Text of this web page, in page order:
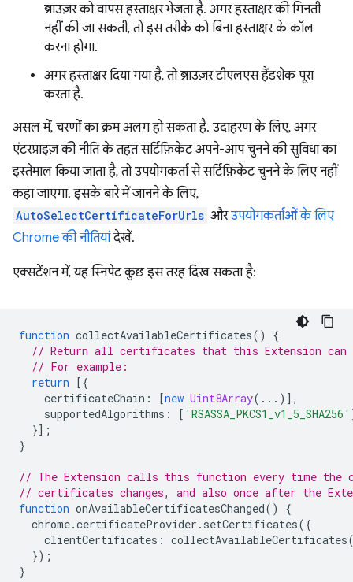
ब्राउज़र को वापस हस्ताक्षर भेजता है. अगर हस्ताक्षर की गिनती
नहीं की जा सकती, तो इस तरीके को बिना हस्ताक्षर के कॉल
करना होगा.
अगर हस्ताक्षर दिया गया है, तो ब्राउज़र टीएलएस हैंडशेक पूरा
करता है.
असल में, चरणों का क्रम अलग हो सकता है. उदाहरण के लिए, अगर
एंटरप्राइज़ की नीति के तहत सर्टिफ़िकेट अपने-आप चुनने की सुविधा का
इस्तेमाल किया जाता है, तो उपयोगकर्ता से सर्टिफ़िकेट चुनने के लिए नहीं
कहा जाएगा. इसके बारे में जानने के लिए,
AutoSelectCertificateForUrls औरउपयोगकर्ताओं के लिए
Chrome की नीतियांदेखें.
एक्सटेंशन में, यह स्निपेट कुछ इस तरह दिख सकता है:
function collectAvailableCertificates()
{
// Return all certificates that this Extension can
// For example:
return [{
certificateChain : [new Uint8Array(...)],
supportedAlgorithms : [ 'RSASSA_PKCS1_v1_5_SHA256'
}];
}
// The Extension calls this function every time
// certificates changes, and also once after the
function onAvailableCertificatesChanged()
{
chrome.certificateProvider . setCertificates({
clientCertificates : collectAvailableCertificates
});
}